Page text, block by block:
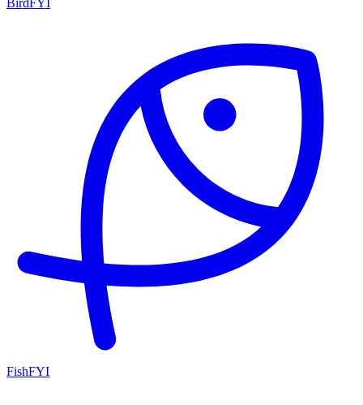
BirdFYI
FishFYI